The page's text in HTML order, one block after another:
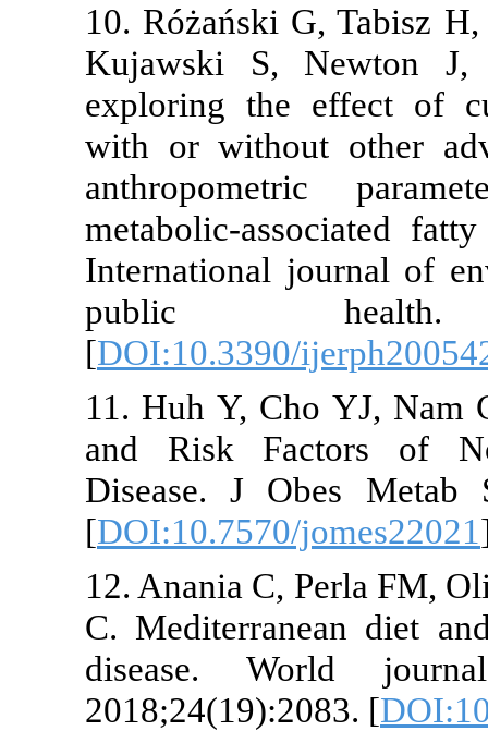
10. Różański
Kujawski
exploring
with or
metabolic-
International
public
[
11. Huh Y,
and Risk
Disease. J
[
12. Anania C,
C.
disease.